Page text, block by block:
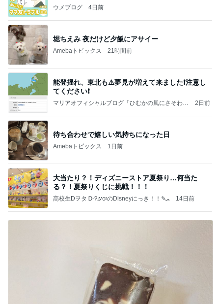
ウメブログ 4日前
堀ちえみ 夜だけど夕飯にアサイー
Amebaトピックス 21時間前
能登揺れ、東北も⚠️夢見が増えて来ました❗️注意し
てください❗️
マリアオフィシャルブログ「ひむかの風にさそわれ
2日前
待ち合わせで嬉しい気持ちになった日
Amebaトピックス 1日前
大当たり？！ディズニーストア夏祭り…何当た
る？！夏祭りくじに挑戦！！！
高校生Dヲタ Ꭰ-ᎮꭵꭹꭴのDisneyにっき！！✎ܚ 14日前